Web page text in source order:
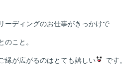
ーディングのお仕事がきっかけで
こと。
縁が広がるのはとても嬉しい です。